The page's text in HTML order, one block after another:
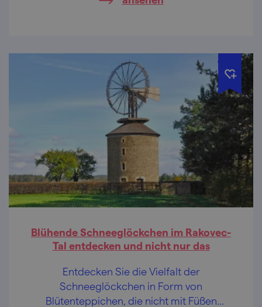
Blühende Schneeglöckchen im Rakovec-
Tal entdecken und nicht nur das
Entdecken Sie die Vielfalt der
Schneeglöckchen in Form von
Blütenteppichen, die nicht mit Füßen